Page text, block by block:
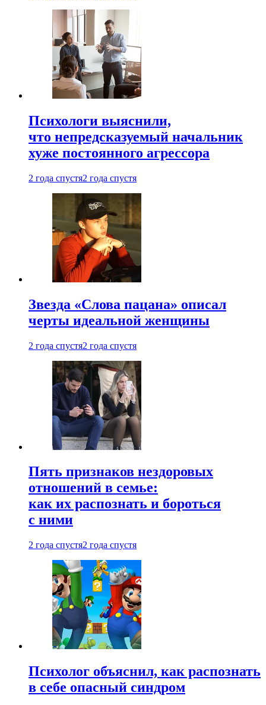
Психологи выяснили,
что непредсказуемый начальник
хуже постоянного агрессора
2 года спустя2 года спустя
Звезда «Слова пацана» описал
черты идеальной женщины
2 года спустя2 года спустя
Пять признаков нездоровых
отношений в семье:
как их распознать и бороться
с ними
2 года спустя2 года спустя
Психолог объяснил, как распознать
в себе опасный синдром